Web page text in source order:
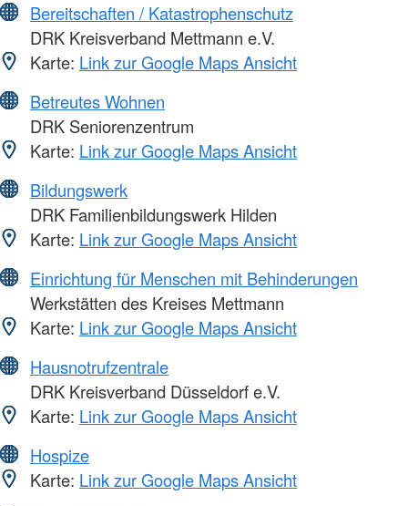
Bereitschaften / Katastrophenschutz
DRK Kreisverband Mettmann e.V.
Karte: Link zur Google Maps Ansicht
Betreutes Wohnen
DRK Seniorenzentrum
Karte: Link zur Google Maps Ansicht
Bildungswerk
DRK Familienbildungswerk Hilden
Karte: Link zur Google Maps Ansicht
Einrichtung für Menschen mit Behinderungen
Werkstätten des Kreises Mettmann
Karte: Link zur Google Maps Ansicht
Hausnotrufzentrale
DRK Kreisverband Düsseldorf e.V.
Karte: Link zur Google Maps Ansicht
Hospize
Karte: Link zur Google Maps Ansicht